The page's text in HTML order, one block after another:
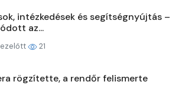
intézkedések és segítségnyújtás –
az...
ezelőtt 21
rögzítette, a rendőr felismerte